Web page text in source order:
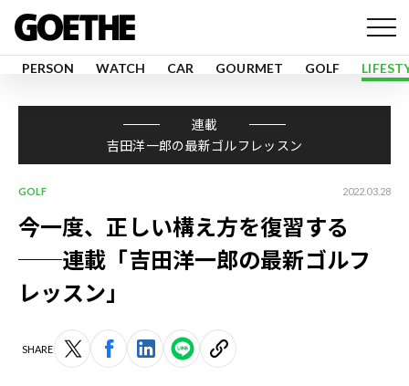
PERSON WATCH CAR GOURMET GOLF
連載
吉田洋一郎の最新ゴルフレッスン
GOLF 2022.03.28
今一度、正しい構え方を復習する
──連載「吉田洋一郎の最新ゴルフ
レッスン」
SHARE